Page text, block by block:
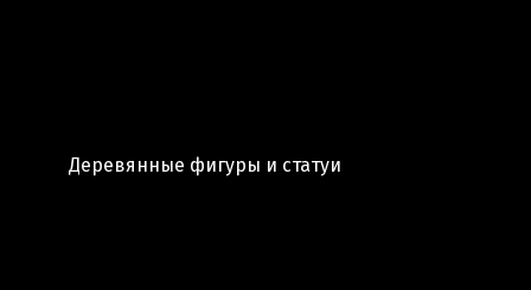
Деревянные фигуры и статуи